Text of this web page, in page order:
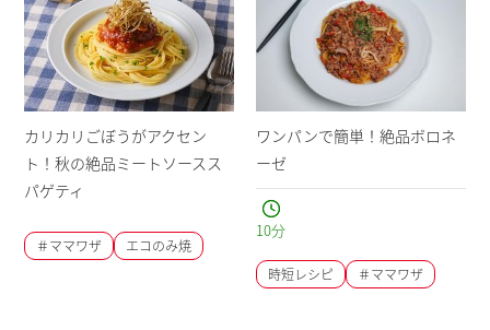
カリカリごぼうがアクセン
ト！秋の絶品ミートソースス
パゲティ
＃ママワザ エコのみ焼
ワンパンで簡単！絶品ボロネ
ーゼ
10分
時短レシピ ＃ママワザ